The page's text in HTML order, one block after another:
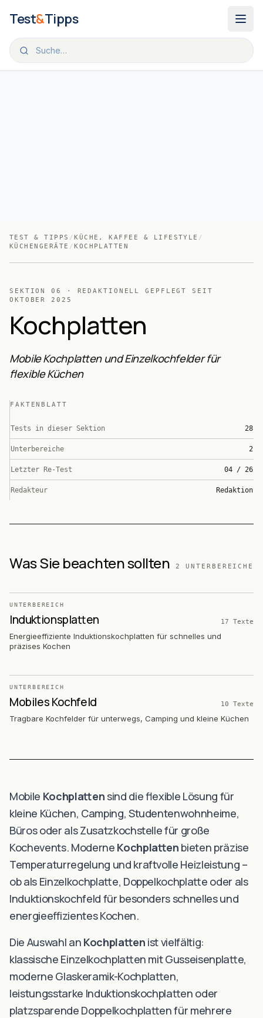
Test&Tipps
TEST & TIPPS /KÜCHE, KAFFEE & LIFESTYLE /
KÜCHENGERÄTE /KOCHPLATTEN
SEKTION06
· REDAKTIONELL GEPFLEGT SEIT
OKTOBER 2025
Kochplatten
Mobile Kochplatten und Einzelkochfelder für
flexible Küchen
FAKTENBLATT
Tests in dieser Sektion 28
Unterbereiche 2
Letzter Re-Test 04 / 26
Redakteur Redaktion
Was Sie beachten sollten 2 UNTERBEREICHE
UNTERBEREICH
Induktionsplatten 17 Texte
Energieeffiziente Induktionskochplatten für schnelles und
präzises Kochen
UNTERBEREICH
Mobiles Kochfeld 10 Texte
Tragbare Kochfelder für unterwegs, Camping und kleine Küchen
Mobile Kochplattensind die flexible Lösung für
kleine Küchen, Camping, Studentenwohnheime,
Büros oder als Zusatzkochstelle für große
Kochevents. Moderne Kochplatten bieten präzise
Temperaturregelung und kraftvolle Heizleistung –
ob als Einzelkochplatte, Doppelkochplatte oder als
Induktionskochfeld für besonders schnelles und
energieeffizientes Kochen.
Die Auswahl an Kochplatten ist vielfältig:
klassische Einzelkochplatten mit Gusseisenplatte,
moderne Glaskeramik-Kochplatten,
leistungsstarke Induktionskochplatten oder
platzsparende Doppelkochplatten für mehrere